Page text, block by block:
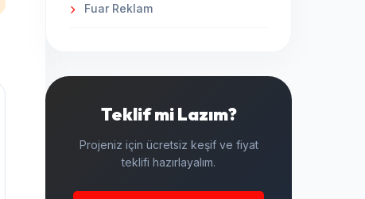
Fuar Reklam
Teklif mi Lazım?
Projeniz için ücretsiz keşif ve fiyat
teklifi hazırlayalım.